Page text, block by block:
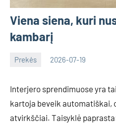
Viena siena, kuri
kambarį
Prekės 2026-07-19
Interjero sprendimuose yra
kartoja beveik automatiškai,
atvirkščiai. Taisyklė